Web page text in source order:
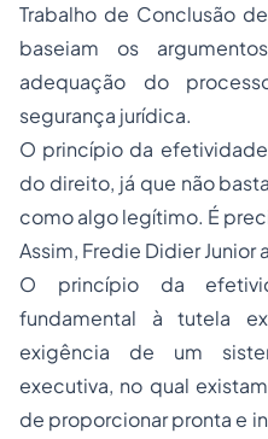
Trabalho de Conclusão
baseiam os
adequação do
segurança jurídica.
O princípio da
do direito, já que não
como algo legítimo. É
Assim, Fredie Didier Junior
O princípio da
fundamental à tutela
exigência de um
executiva, no qual
de proporcionar pronta e